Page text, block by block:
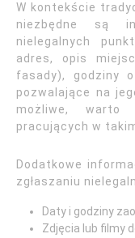
W kontekście
niezbędne są
nielegalnych
adres, opis
fasady), godziny
pozwalające na
możliwe, warto
pracujących w
Dodatkowe
zgłaszaniu
Daty i godziny
Zdjęcia lub filmy